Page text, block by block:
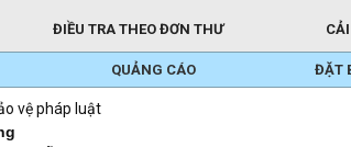
ĐIỀU TRA THEO ĐƠN THƯ
QUẢNG CÁO ĐẶT
vệ pháp luật